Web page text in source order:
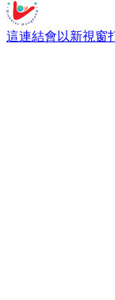
這連結會以新視窗